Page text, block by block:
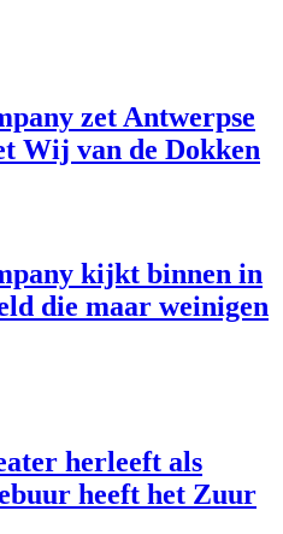
zet Antwerpse
Wij van de Dokken
kijkt binnen in
die maar weinigen
herleeft als
heeft het Zuur